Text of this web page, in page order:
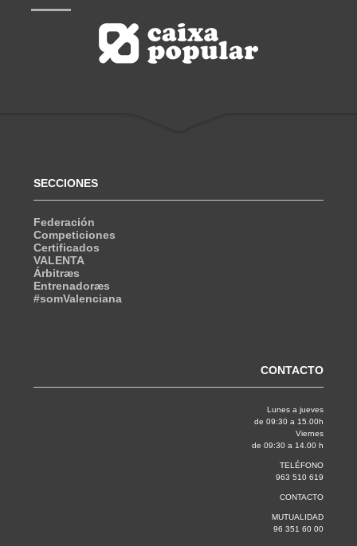
SECCIONES
Federación
Competiciones
Certificados
VALENTA
Árbitræs
Entrenadoræs
#somValenciana
CONTACTO
Lunes a jueves
de 09:30 a 15.00h
Viernes
de 09:30 a 14.00 h
TELÉFONO
963 510 619
CONTACTO
MUTUALIDAD
96 351 60 00